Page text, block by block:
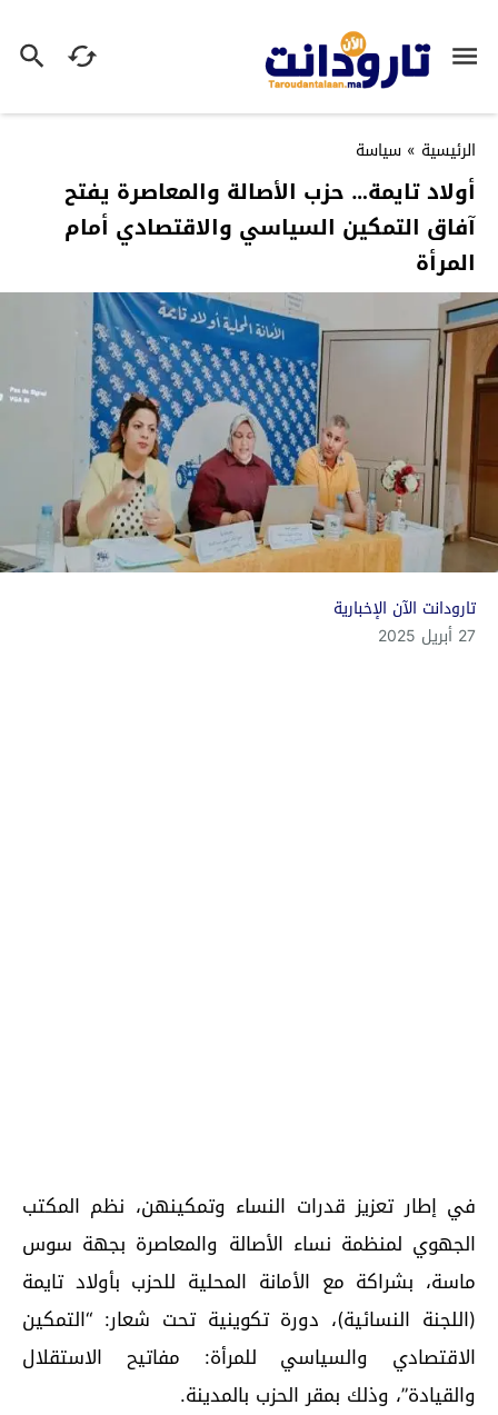
الرئيسية » سياسة
أولاد تايمة… حزب الأصالة والمعاصرة يفتح
آفاق التمكين السياسي والاقتصادي أمام
المرأة
تارودانت الآن الإخبارية
27 أبريل 2025
في إطار تعزيز قدرات النساء وتمكينهن، نظم المكتب
الجهوي لمنظمة نساء الأصالة والمعاصرة بجهة سوس
ماسة، بشراكة مع الأمانة المحلية للحزب بأولاد تايمة
(اللجنة النسائية)، دورة تكوينية تحت شعار: “التمكين
الاقتصادي والسياسي للمرأة: مفاتيح الاستقلال
والقيادة”، وذلك بمقر الحزب بالمدينة.